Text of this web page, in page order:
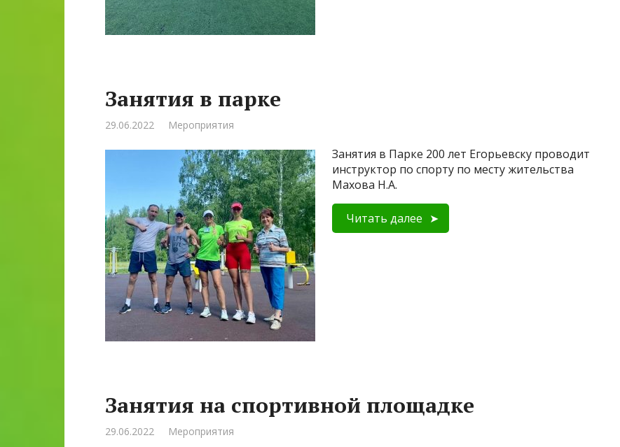
Занятия в парке
29.06.2022 Мероприятия
Занятия в Парке 200 лет Егорьевску проводит
инструктор по спорту по месту жительства
Махова Н.А.
Читать далее
Занятия на спортивной площадке
29.06.2022 Мероприятия